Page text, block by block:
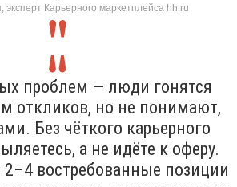
эксперт Карьерного маркетплейса hh.ru
проблем — люди гонятся
откликов, но не понимают,
Без чёткого карьерного
а не идёте к оферу.
востребованные позиции